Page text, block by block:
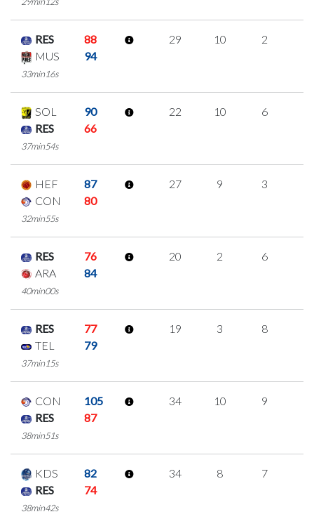
RES
88
MUS
94
33min16s
29 10 2
SOL
90
RES
66
37min54s
22 10 6
HEF
87
CON
80
32min55s
27 9 3
RES
76
ARA
84
40min00s
20 2 6
RES
77
TEL
79
37min15s
19 3 8
CON
105
RES
87
38min51s
34 10 9
KDS
82
RES
74
38min42s
34 8 7